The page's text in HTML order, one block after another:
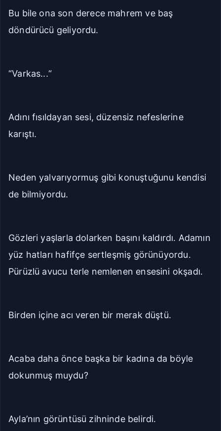
Bu bile ona son derece mahrem ve baş
döndürücü geliyordu.
“Varkas...“
Adını fısıldayan sesi, düzensiz nefeslerine
karıştı.
Neden yalvarıyormuş gibi konuştuğunu kendisi
de bilmiyordu.
Gözleri yaşlarla dolarken başını kaldırdı. Adamın
yüz hatları hafifçe sertleşmiş görünüyordu.
Pürüzlü avucu terle nemlenen ensesini okşadı.
Birden içine acı veren bir merak düştü.
Acaba daha önce başka bir kadına da böyle
dokunmuş muydu?
Ayla’nın görüntüsü zihninde belirdi.